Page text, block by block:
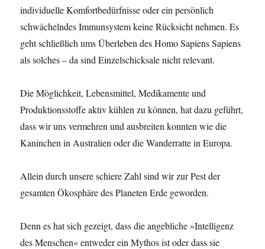
individuelle Komfortbedürfnisse oder ein persönlich
schwächelndes Immunsystem keine Rücksicht nehmen. Es
geht schließlich ums Überleben des Homo Sapiens Sapiens
als solches – da sind Einzelschicksale nicht relevant.
Die Möglichkeit, Lebensmittel, Medikamente und
Produktionsstoffe aktiv kühlen zu können, hat dazu geführt,
dass wir uns vermehren und ausbreiten konnten wie die
Kaninchen in Australien oder die Wanderratte in Europa.
Allein durch unsere schiere Zahl sind wir zur Pest der
gesamten Ökosphäre des Planeten Erde geworden.
Denn es hat sich gezeigt, dass die angebliche »Intelligenz
des Menschen« entweder ein Mythos ist oder dass sie